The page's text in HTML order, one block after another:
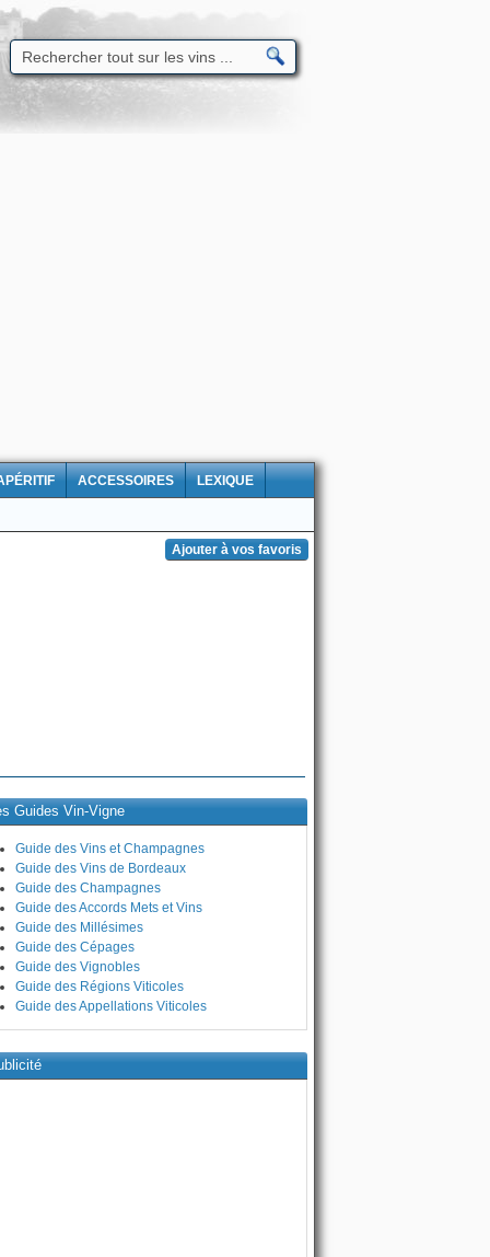
ACCESSOIRES LEXIQUE
Guides Vin-Vigne
Guide des Vins et Champagnes
Guide des Vins de Bordeaux
Guide des Champagnes
Guide des Accords Mets et Vins
Guide des Millésimes
Guide des Cépages
Guide des Vignobles
Guide des Régions Viticoles
Guide des Appellations Viticoles